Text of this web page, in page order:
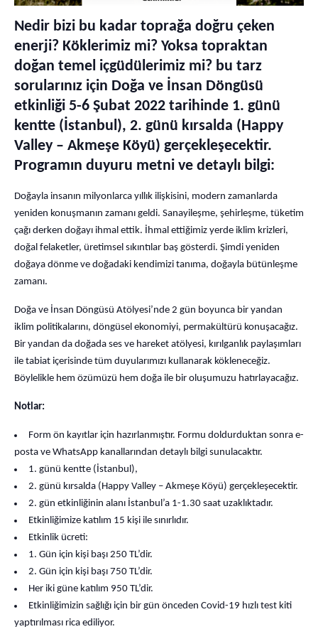
Nedir bizi bu kadar toprağa doğru çeken
enerji? Köklerimiz mi? Yoksa topraktan
doğan temel içgüdülerimiz mi? bu tarz
sorularınız için Doğa ve İnsan Döngüsü
etkinliği 5-6 Şubat 2022 tarihinde 1. günü
kentte (İstanbul), 2. günü kırsalda (Happy
Valley – Akmeşe Köyü) gerçekleşecektir.
Programın duyuru metni ve detaylı bilgi:
Doğayla insanın milyonlarca yıllık ilişkisini, modern zamanlarda
yeniden konuşmanın zamanı geldi. Sanayileşme, şehirleşme, tüketim
çağı derken doğayı ihmal ettik. İhmal ettiğimiz yerde iklim krizleri,
doğal felaketler, üretimsel sıkıntılar baş gösterdi. Şimdi yeniden
doğaya dönme ve doğadaki kendimizi tanıma, doğayla bütünleşme
zamanı.
Doğa ve İnsan Döngüsü Atölyesi’nde 2 gün boyunca bir yandan
iklim politikalarını, döngüsel ekonomiyi, permakültürü konuşacağız.
Bir yandan da doğada ses ve hareket atölyesi, kırılganlık paylaşımları
ile tabiat içerisinde tüm duyularımızı kullanarak kökleneceğiz.
Böylelikle hem özümüzü hem doğa ile bir oluşumuzu hatırlayacağız.
Notlar:
Form ön kayıtlar için hazırlanmıştır. Formu doldurduktan sonra e-
posta ve WhatsApp kanallarından detaylı bilgi sunulacaktır.
1. günü kentte (İstanbul),
2. günü kırsalda (Happy Valley – Akmeşe Köyü) gerçekleşecektir.
2. gün etkinliğinin alanı İstanbul’a 1-1.30 saat uzaklıktadır.
Etkinliğimize katılım 15 kişi ile sınırlıdır.
Etkinlik ücreti:
1. Gün için kişi başı 250 TL’dir.
2. Gün için kişi başı 750 TL’dir.
Her iki güne katılım 950 TL’dir.
Etkinliğimizin sağlığı için bir gün önceden Covid-19 hızlı test kiti
yaptırılması rica ediliyor.